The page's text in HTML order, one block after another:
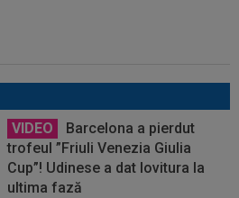
VIDEO
Barcelona a pierdut
trofeul ”Friuli Venezia Giulia
Cup”! Udinese a dat lovitura la
ultima fază